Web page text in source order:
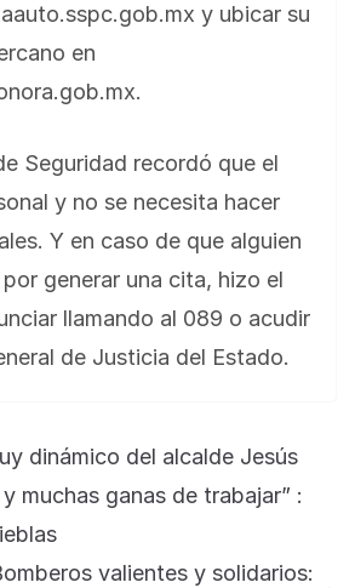
y ubicar su
en
Seguridad recordó que el
y no se necesita hacer
Y en caso de que alguien
generar una cita, hizo el
llamando al 089 o acudir
de Justicia del Estado.
dinámico del alcalde Jesús
muchas ganas de trabajar” :
valientes y solidarios:
Tecnológica de Etchojoa
conferencia del gobernador
Alfonso Durazo se esperan
en el tema de salud